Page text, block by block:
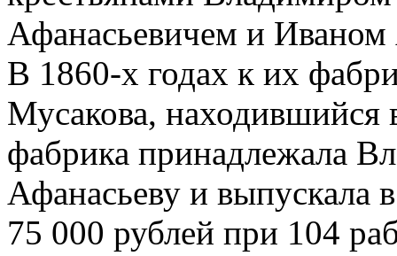
Афанасьевичем и
В 1860-х годах к их
Мусакова, находившийся
фабрика принадлежала
Афанасьеву и выпускала
75 000 рублей при 104